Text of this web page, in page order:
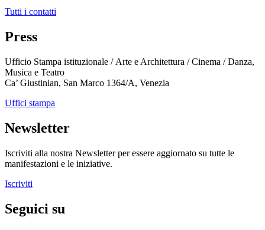
Tutti i contatti
Press
Ufficio Stampa istituzionale / Arte e Architettura / Cinema / Danza,
Musica e Teatro
Ca’ Giustinian, San Marco 1364/A, Venezia
Uffici stampa
Newsletter
Iscriviti alla nostra Newsletter per essere aggiornato su tutte le
manifestazioni e le iniziative.
Iscriviti
Seguici su